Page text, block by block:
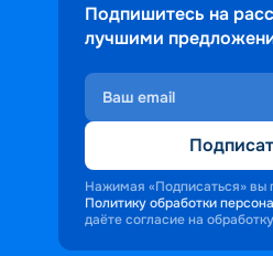
Подпишитесь на
лучшими
Нажимая «Подписаться» вы
Политику обработки
даёте согласие на